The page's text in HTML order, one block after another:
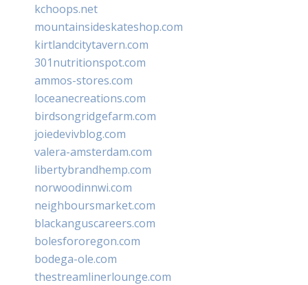
kchoops.net
mountainsideskateshop.com
kirtlandcitytavern.com
301nutritionspot.com
ammos-stores.com
loceanecreations.com
birdsongridgefarm.com
joiedevivblog.com
valera-amsterdam.com
libertybrandhemp.com
norwoodinnwi.com
neighboursmarket.com
blackanguscareers.com
bolesfororegon.com
bodega-ole.com
thestreamlinerlounge.com